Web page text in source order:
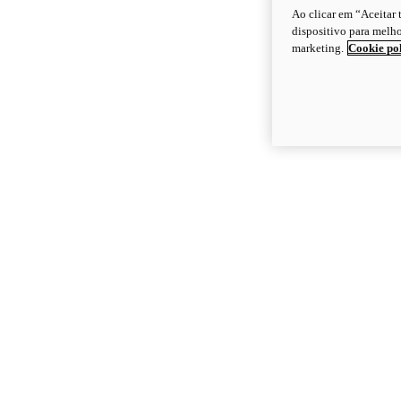
Ao clicar em “Aceitar
dispositivo para
marketing. Cookie